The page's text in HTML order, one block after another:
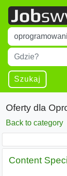
Title
Type 1 or more
Miejscowość
Type 1 or more
Szukaj
Oferty dla
Back to category
Content